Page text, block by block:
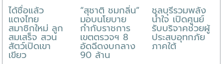
ได้ชื่อแล้ว
แตงไทย
สมาชิกใหม่ ลูก
สมเสร็จ สวน
สัตว์เปิดเขา
เขียว
“สุชาติ ชมกลิ่น”
มอบนโยบาย
กำกับราชการ
เขตตรวจฯ 8
อัดฉีดงบกลาง
90 ล้าน
ชลบุรีรวมพลัง
น้ำใจ เปิดศูนย์
รับบริจาคช่วยผู้
ประสบอุทกภัย
ภาคใต้